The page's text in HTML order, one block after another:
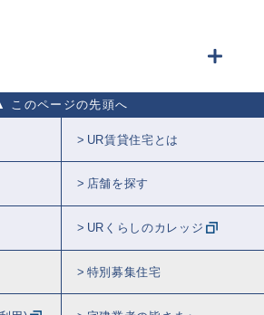
このページの先頭へ
UR賃貸住宅とは
店舗を探す
URくらしのカレッジ
特別募集住宅